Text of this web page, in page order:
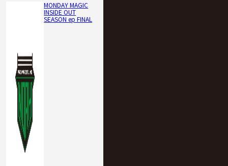
MONDAY MAGIC
INSIDE OUT
SEASON ep FINAL